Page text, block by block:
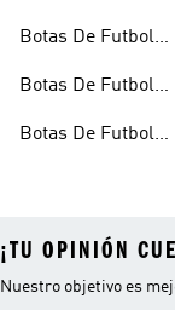
Botas De Futbol
Botas De Futbol
Botas De Futbol
¡TU OPINIÓN
Nuestro objetivo es